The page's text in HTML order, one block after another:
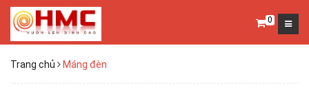
0
Trang chủ Máng đèn